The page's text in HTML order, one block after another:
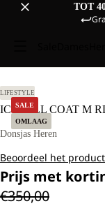
TOT
SALE
OMLAAG
L.
LIFESTYLE
ICY HILL COAT M
Donsjas Heren
Beoordeel het
Prijs met
€350,00